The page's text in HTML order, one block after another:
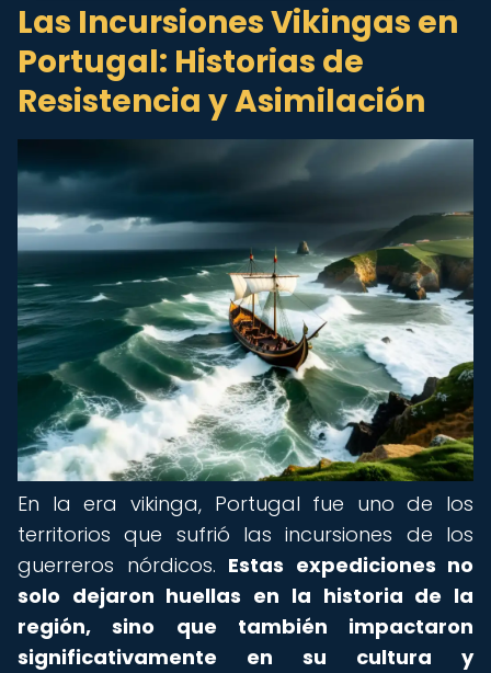
Las Incursiones Vikingas en
Portugal: Historias de
Resistencia y Asimilación
En la era vikinga, Portugal fue uno de los
territorios que sufrió las incursiones de los
guerreros nórdicos. Estas expediciones no
solo dejaron huellas en la historia de la
región, sino que también impactaron
significativamente en su cultura y